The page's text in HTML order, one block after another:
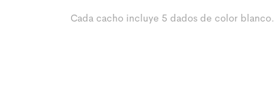
Cada cacho incluye 5 dados de color blanco.